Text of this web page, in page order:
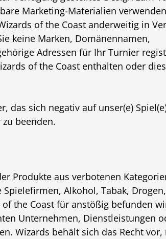
Marketing-Materialien
of the Coast anderweitig in
keine Marken, Domänennamen,
Adressen für Ihr Turnier
of the Coast enthalten oder
das sich negativ auf unser(e)
beenden.
Produkte aus verbotenen
Alkohol, Tabak,
the Coast für anstößig befunden
Unternehmen, Dienstleistungen
Wizards behält sich das Recht vor,